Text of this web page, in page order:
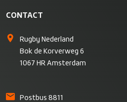
CONTACT
Rugby Nederland
Bok de Korverweg 6
1067 HR Amsterdam
Postbus 8811